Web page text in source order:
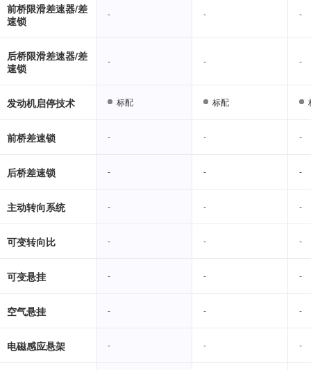
前桥限滑差速器/差
速锁
- - -
后桥限滑差速器/差
速锁
- - -
发动机启停技术 标配 标配
前桥差速锁 - - -
后桥差速锁 - - -
主动转向系统 - - -
可变转向比 - - -
可变悬挂 - - -
空气悬挂 - - -
电磁感应悬架 - - -
- - -
- - -
标配 标配
- - -
- - -
- - -
- - -
- - -
- - -
- - -